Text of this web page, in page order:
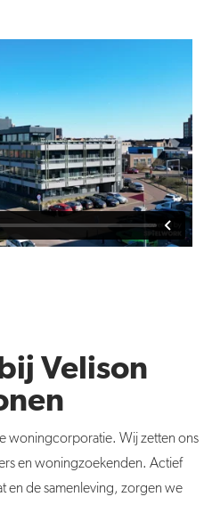
Velison
woningcorporatie. Wij zetten ons
en woningzoekenden. Actief
en de samenleving, zorgen we